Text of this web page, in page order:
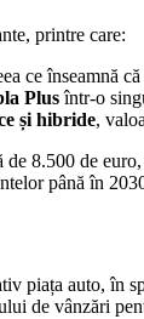
printre care:
ce înseamnă
Plusîntr-o
și hibride,
8.500 de
până în
piața auto, în
de vânzări